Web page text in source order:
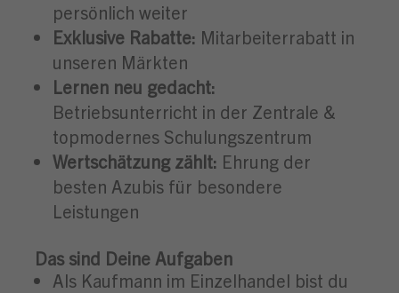
persönlich weiter
Exklusive Rabatte: Mitarbeiterrabatt in
unseren Märkten
Lernen neu gedacht:
Betriebsunterricht in der Zentrale &
topmodernes Schulungszentrum
Wertschätzung zählt: Ehrung der
besten Azubis für besondere
Leistungen
Das sind Deine Aufgaben
Als Kaufmann im Einzelhandel bist du